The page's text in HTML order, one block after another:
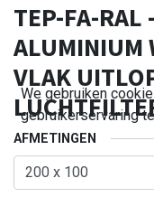
TEP-FA-RAL
ALUMINIUM
VLAK
AFMETINGEN
We gebruiken
gebruikerservaring